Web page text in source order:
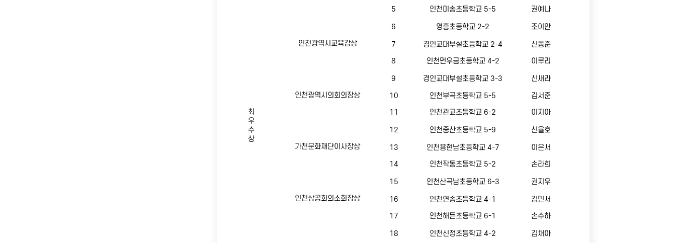
최
우
수
상
5
인천미송초등학교 5-5 권예나
인천광역시교육감상
6 영흥초등학교 2-2 조이안
7 경인교대부설초등학교 2-4
신동준
8
인천먼우금초등학교 4-2 이루리
인천광역시의회의장상
9 경인교대부설초등학교 3-3
신새라
10
인천부곡초등학교 5-5
김서준
11
인천관교초등학교 6-2 이지아
가천문화재단이사장상
12 인천중산초등학교 5-9 신율호
13 인천용현남초등학교 4-7
이은서
14
인천작동초등학교 5-2 손라희
인천상공회의소회장상
15 인천산곡남초등학교 6-3 권지우
16 인천연송초등학교 4-1
김민서
17
인천해든초등학교 6-1 손수하
18 인천신정초등학교 4-2 김채아